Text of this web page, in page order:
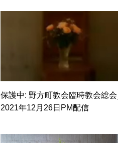
保護中: 野方町教会臨時教会総会_
2021年12月26日PM配信